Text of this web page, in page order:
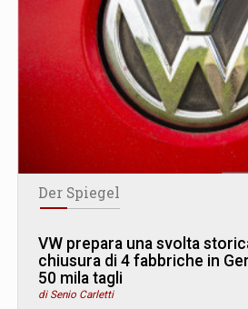
Der Spiegel
VW prepara una svolta
chiusura di 4 fabbriche in
50 mila tagli
di Senio Carletti